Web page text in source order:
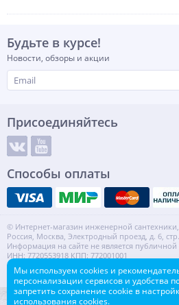
Будьте в курсе!
Новости, обзоры и акции
Присоединяйтесь
Способы оплаты
© Интернет-магазин инженерной
Россия, Москва, Электродный проезд, д. 6,
Информация на сайте не является
ИНН: 7720553918 КПП: 772001001
Контакты Карта сайта
Мы используем cookies и
персонализации сервисов и удобства
запретить сохранение cookie в
использования cookies.